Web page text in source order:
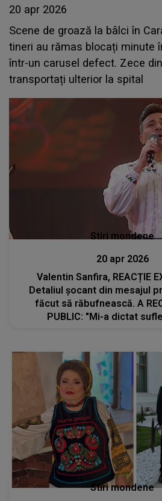
20 apr 2026
Scene de groază la bâlci în
tineri au rămas blocați minute
într-un carusel defect. Zece
transportați ulterior la spital
Stiri mondene
20 apr 2026
Valentin Sanfira, REACȚIE
Detaliul șocant din mesajul
făcut să răbufnească. A
PUBLIC: "Mi-a dictat
Stiri mondene